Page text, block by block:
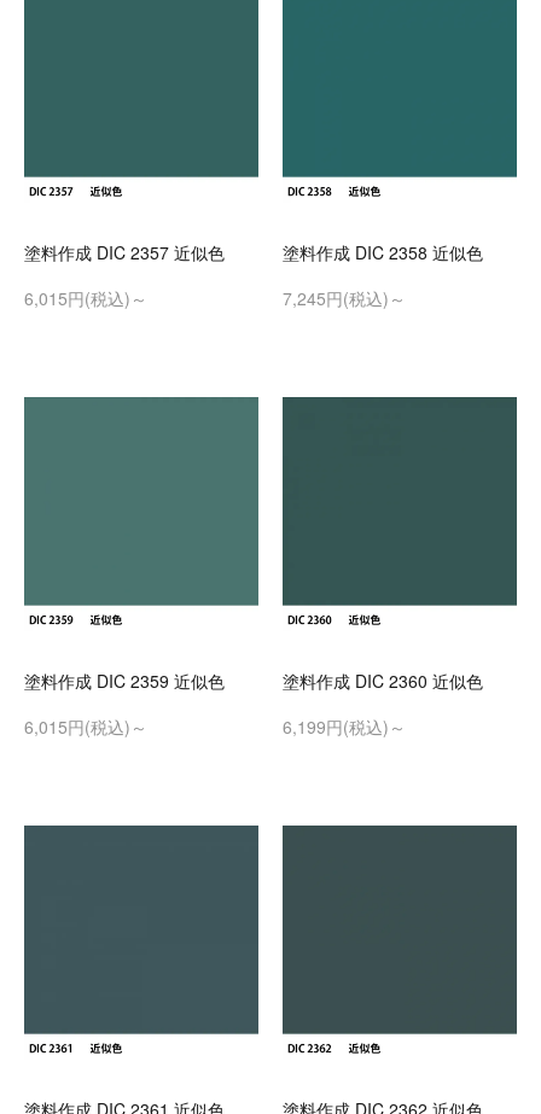
塗料作成 DIC 2357 近似色
6,015円(税込)～
塗料作成 DIC 2358 近似色
7,245円(税込)～
塗料作成 DIC 2359 近似色
6,015円(税込)～
塗料作成 DIC 2360 近似色
6,199円(税込)～